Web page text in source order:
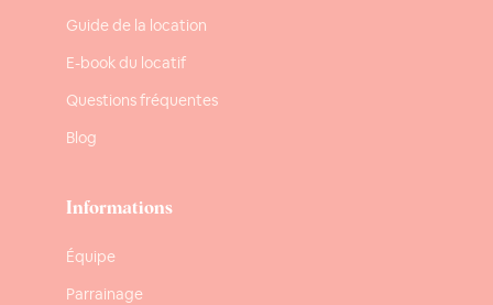
Guide de la location
E-book du locatif
Questions fréquentes
Blog
Informations
Équipe
Parrainage